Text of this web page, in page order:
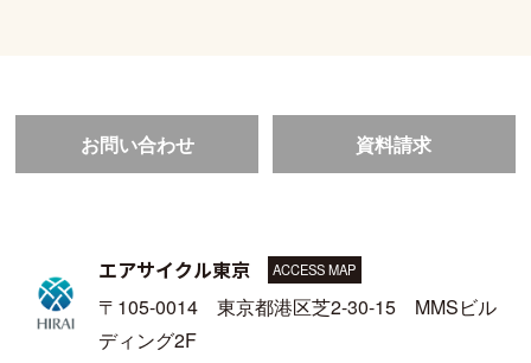
お問い合わせ 資料請求
エアサイクル東京 ACCESS MAP
〒105-0014 東京都港区芝2-30-15 MMSビル
ディング2F